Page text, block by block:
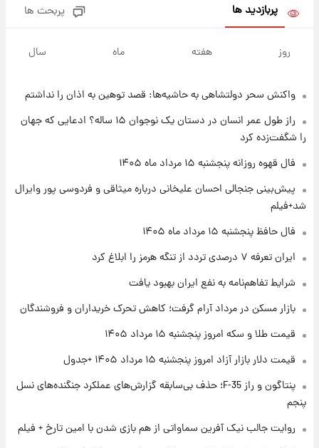
قیمت سکه و طلا فردا
۲۳ ساعت پیش
۱ روز پیش
۱ روز پیش
ارزش سهام عدالت برای امروز چهارشنبه ۱۴ مرداد
۱ روز پیش
نام خودرو، مبلغ پیش پرداخت و زمان تحویل |
پربازدید ها پربحث ها
روز هفته ماه سال
واکنش سحر دولتشاهی به حاشیه‌ها: قصد توهین به اذان را نداشتم
راز طول عمر انسان در دستان یک نوجوان ۱۵ ساله؟ ادعایی که جهان
را شگفت‌زده کرد
فال قهوه روزانه پنجشنبه ۱۵ مرداد ماه ۱۴۰۵
پیش‌بینی جنجالی احسان علیخانی درباره میثاقی و فردوسی پور وایرال
شد+فیلم
فال حافظ پنجشنبه ۱۵ مرداد ماه ۱۴۰۵
ایران تعرفه ۷ درصدی تردد از تنگه هرمز را ابلاغ کرد
شرایط تفاهم‌نامه به نفع ایران بهبود یافت
بازار مسکن در مرداد آرام گرفت؛ کاهش تحرک خریداران و فروشندگان
قیمت طلا و سکه امروز پنجشنبه ۱۵ مرداد ۱۴۰۵
قیمت دلار بازار آزاد امروز پنجشنبه ۱۵ مرداد ۱۴۰۵ +جدول
پنتاگون و راز F-35؛ حذف بی‌سابقه گزارش‌های عملکرد جنگنده‌های نسل
پنجم
روایت جالب نیک آفرین سماواتی از هم بازی شدن با امین تارخ + فیلم